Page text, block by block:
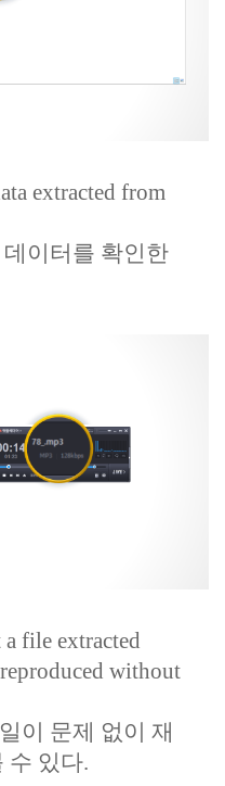
extracted from
이터를 확인한
file extracted
without
이 문제 없이 재
수 있다.